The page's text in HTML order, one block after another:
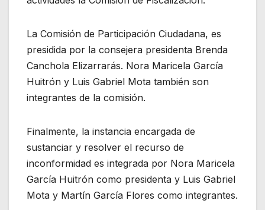
La Comisión de Participación Ciudadana, es
presidida por la consejera presidenta Brenda
Canchola Elizarrarás. Nora Maricela García
Huitrón y Luis Gabriel Mota también son
integrantes de la comisión.
Finalmente, la instancia encargada de
sustanciar y resolver el recurso de
inconformidad es integrada por Nora Maricela
García Huitrón como presidenta y Luis Gabriel
Mota y Martín García Flores como integrantes.